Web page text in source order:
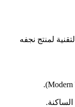
لمنتج نجفه